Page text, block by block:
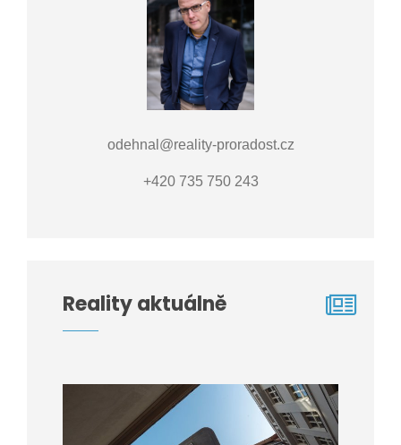
odehnal@reality-proradost.cz
+420 735 750 243
Reality aktuálně